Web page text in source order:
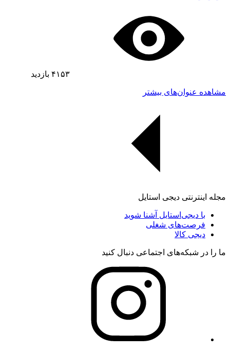
۴۱۵۳ بازدید
مشاهده عنوان‌های بیشتر
مجله اینترنتی دیجی استایل
با دیجی‌استایل آشنا شوید
فرصت‌های شغلی
دیجی کالا
ما را در شبکه‌های اجتماعی دنبال کنید